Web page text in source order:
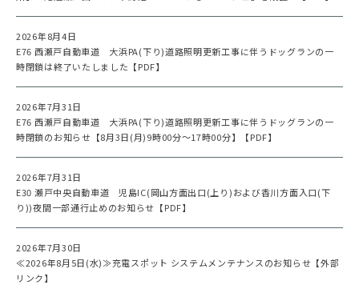
2026年8月4日
E76 西瀬戸自動車道 大浜PA(下り)道路照明更新工事に伴うドッグランの一
時閉鎖は終了いたしました【PDF】
2026年7月31日
E76 西瀬戸自動車道 大浜PA(下り)道路照明更新工事に伴うドッグランの一
時閉鎖のお知らせ【8月3日(月)9時00分～17時00分】【PDF】
2026年7月31日
E30 瀬戸中央自動車道 児島IC(岡山方面出口(上り)および香川方面入口(下
り))夜間一部通行止めのお知らせ【PDF】
2026年7月30日
≪2026年8月5日(水)≫充電スポット システムメンテナンスのお知らせ【外部
リンク】